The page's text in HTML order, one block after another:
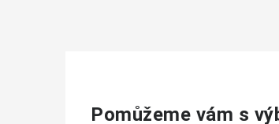
Pomůžeme vám s